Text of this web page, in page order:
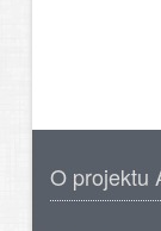
O projektu